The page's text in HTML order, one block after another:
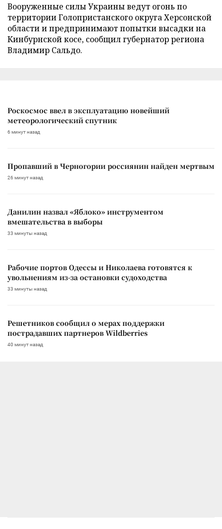
Вооруженные силы Украины ведут огонь по
территории Голопристанского округа Херсонской
области и предпринимают попытки высадки на
Кинбурнской косе, сообщил губернатор региона
Владимир Сальдо.
Роскосмос ввел в эксплуатацию новейший
метеорологический спутник
6 минут назад
Пропавший в Черногории россиянин найден мертвым
26 минут назад
Данилин назвал «Яблоко» инструментом
вмешательства в выборы
33 минуты назад
Рабочие портов Одессы и Николаева готовятся к
увольнениям из-за остановки судоходства
33 минуты назад
Решетников сообщил о мерах поддержки
пострадавших партнеров Wildberries
40 минут назад